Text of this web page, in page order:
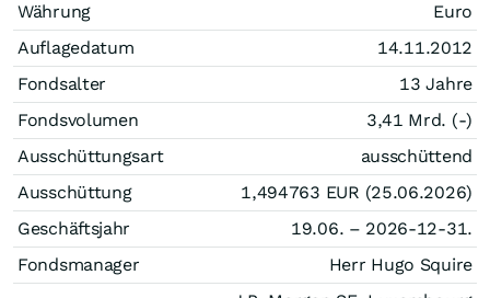
Währung
Euro
Auflagedatum
14.11.2012
Fondsalter
13 Jahre
Fondsvolumen
3,41 Mrd. (-)
Ausschüttungsart
ausschüttend
Ausschüttung
1,494763 EUR (25.06.2026)
Geschäftsjahr
19.06. – 2026-12-31.
Fondsmanager
Herr Hugo Squire